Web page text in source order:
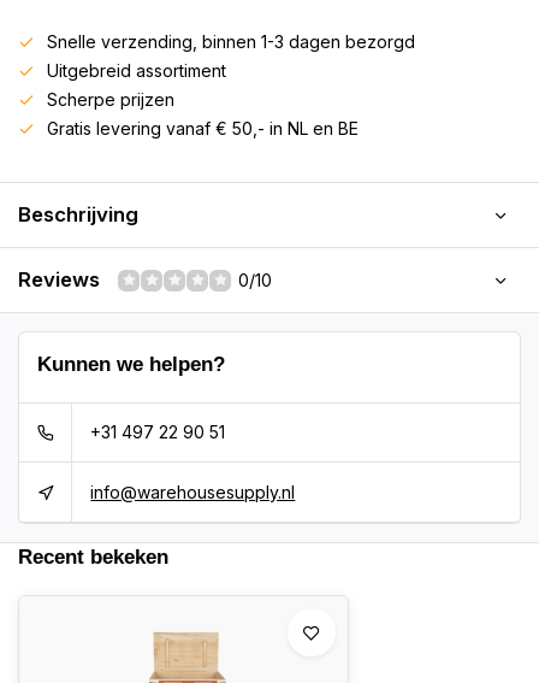
Snelle verzending, binnen 1-3 dagen bezorgd
Uitgebreid assortiment
Scherpe prijzen
Gratis levering vanaf € 50,- in NL en BE
Beschrijving
Reviews 0/10
Kunnen we helpen?
+31 497 22 90 51
info@warehousesupply.nl
Recent bekeken